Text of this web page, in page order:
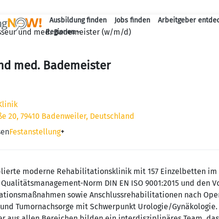
Ausbildung finden Jobs finden
Arbeitgeber
Regionen
und med. Bademeister (w/m/d)
med. Bademeister
20, 79410 Badenweiler, Deutschland
Festanstellung+
moderne Rehabilitationsklinik mit 157 Einzelbetten im
Norm DIN EN ISO 9001:2015 und den
sowie Anschlussrehabilitationen nach
Tumornachsorge mit Schwerpunkt Urologie/